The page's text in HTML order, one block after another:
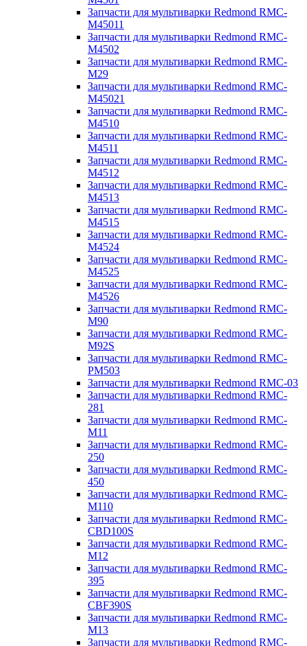
Запчасти для мультиварки Redmond RMC-
M45011
Запчасти для мультиварки Redmond RMC-
M4502
Запчасти для мультиварки Redmond RMC-
M29
Запчасти для мультиварки Redmond RMC-
M45021
Запчасти для мультиварки Redmond RMC-
M4510
Запчасти для мультиварки Redmond RMC-
M4511
Запчасти для мультиварки Redmond RMC-
M4512
Запчасти для мультиварки Redmond RMC-
M4513
Запчасти для мультиварки Redmond RMC-
M4515
Запчасти для мультиварки Redmond RMC-
M4524
Запчасти для мультиварки Redmond RMC-
M4525
Запчасти для мультиварки Redmond RMC-
M4526
Запчасти для мультиварки Redmond RMC-
M90
Запчасти для мультиварки Redmond RMC-
M92S
Запчасти для мультиварки Redmond RMC-
PM503
Запчасти для мультиварки Redmond RMC-03
Запчасти для мультиварки Redmond RMC-
281
Запчасти для мультиварки Redmond RMC-
M11
Запчасти для мультиварки Redmond RMC-
250
Запчасти для мультиварки Redmond RMC-
450
Запчасти для мультиварки Redmond RMC-
M110
Запчасти для мультиварки Redmond RMC-
CBD100S
Запчасти для мультиварки Redmond RMC-
M12
Запчасти для мультиварки Redmond RMC-
395
Запчасти для мультиварки Redmond RMC-
CBF390S
Запчасти для мультиварки Redmond RMC-
M13
Запчасти для мультиварки Redmond RMC-